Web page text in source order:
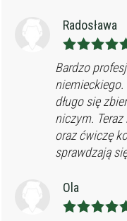
Radosława
Bardzo
długo się
niczym.
oraz ćwiczę
sprawdzają
Ola